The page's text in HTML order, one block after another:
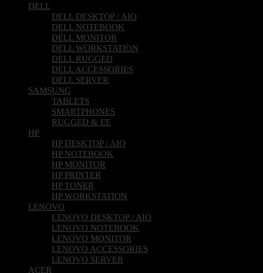
DELL
DELL DESKTOP / AIO
DELL NOTEBOOK
DELL MONITOR
DELL WORKSTATION
DELL RUGGED
DELL ACCESSORIES
DELL SERVER
SAMSUNG
TABLETS
SMARTPHONES
RUGGED & EE
HP
HP DESKTOP / AIO
HP NOTEBOOK
HP MONITOR
HP PRINTER
HP TONER
HP WORKSTATION
LENOVO
LENOVO DESKTOP / AIO
LENOVO NOTEBOOK
LENOVO MONITOR
LENOVO ACCESSORIES
LENOVO SERVER
ACER